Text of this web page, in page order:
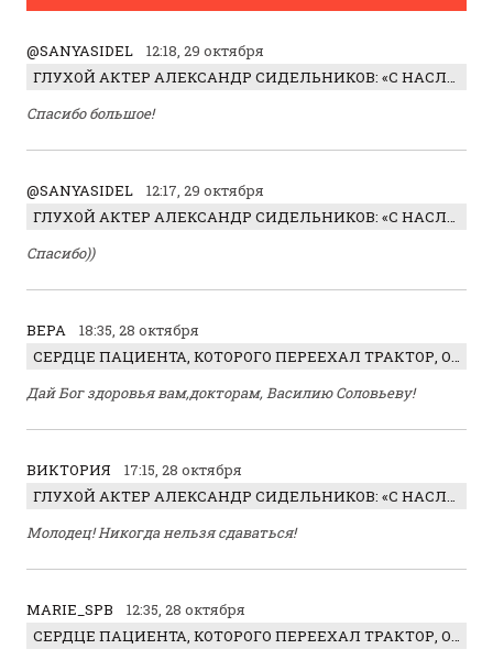
@SANYASIDEL
12:18, 29 октября
ГЛУХОЙ АКТЕР АЛЕКСАНДР СИДЕЛЬНИКОВ: «С НАСЛАЖДЕНИЕМ ИГРАЛ ОТРИЦАТЕЛЬНОГО ГЕРОЯ!»
Спасибо большое!
@SANYASIDEL
12:17, 29 октября
ГЛУХОЙ АКТЕР АЛЕКСАНДР СИДЕЛЬНИКОВ: «С НАСЛАЖДЕНИЕМ ИГРАЛ ОТРИЦАТЕЛЬНОГО ГЕРОЯ!»
Спасибо))
ВЕРА
18:35, 28 октября
СЕРДЦЕ ПАЦИЕНТА, КОТОРОГО ПЕРЕЕХАЛ ТРАКТОР, ОБНАРУЖИЛИ… В ЖИВОТЕ
Дай Бог здоровья вам,докторам, Василию Соловьеву!
ВИКТОРИЯ
17:15, 28 октября
ГЛУХОЙ АКТЕР АЛЕКСАНДР СИДЕЛЬНИКОВ: «С НАСЛАЖДЕНИЕМ ИГРАЛ ОТРИЦАТЕЛЬНОГО ГЕРОЯ!»
Молодец! Никогда нельзя сдаваться!
MARIE_SPB
12:35, 28 октября
СЕРДЦЕ ПАЦИЕНТА, КОТОРОГО ПЕРЕЕХАЛ ТРАКТОР, ОБНАРУЖИЛИ… В ЖИВОТЕ